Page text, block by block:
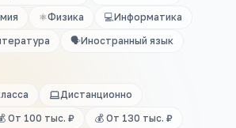
⚛️Физика 💻Информатика
🗣️Иностранный язык
Дистанционно
От 100 тыс. ₽
💰 От 130 тыс. ₽